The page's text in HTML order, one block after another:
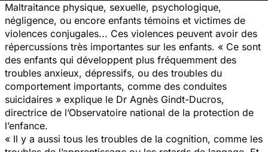
Maltraitance physique, sexuelle, psychologique,
négligence, ou encore enfants témoins et victimes de
violences conjugales... Ces violences peuvent avoir des
répercussions très importantes sur les enfants. « Ce sont
des enfants qui développent plus fréquemment des
troubles anxieux, dépressifs, ou des troubles du
comportement importants, comme des conduites
suicidaires » explique le Dr Agnès Gindt-Ducros,
directrice de l’Observatoire national de la protection de
l’enfance.
« Il y a aussi tous les troubles de la cognition, comme les